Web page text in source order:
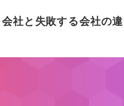
社と失敗する会社の